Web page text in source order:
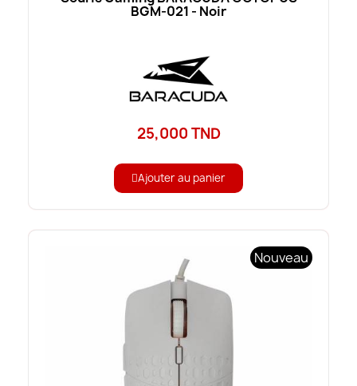
BGM-021 - Noir
25,000 TND
Ajouter au panier
Nouveau